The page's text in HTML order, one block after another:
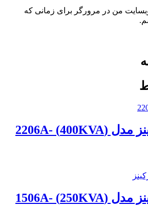
وبسایت من در مرورگر برای زمانی که
ژنراتور پرکینز مدل (400KVA) 2206A-
ژنراتور پرکینز مدل (250KVA) 1506A-